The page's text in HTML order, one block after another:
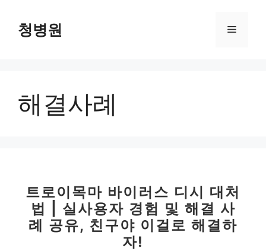
청병원 메
해결사례
트로이목마 바이러스 디시 대처
법 | 실사용자 경험 및 해결 사
례 공유, 친구야 이걸로 해결하
자!